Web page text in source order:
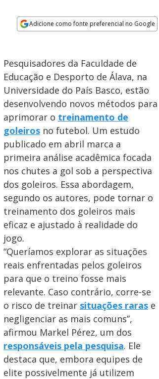
Adicione como fonte preferencial no Google
Pesquisadores da Faculdade de
Educação e Desporto de Álava, na
Universidade do País Basco, estão
desenvolvendo novos métodos para
aprimorar o treinamento de
goleiros no futebol. Um estudo
publicado em abril marca a
primeira análise acadêmica focada
nos chutes a gol sob a perspectiva
dos goleiros. Essa abordagem,
segundo os autores, pode tornar o
treinamento dos goleiros mais
eficaz e ajustado à realidade do
jogo.
“Queríamos explorar as situações
reais enfrentadas pelos goleiros
para que o treino fosse mais
relevante. Caso contrário, corre-se
o risco de treinar situações raras e
negligenciar as mais comuns”,
afirmou Markel Pérez, um dos
responsáveis pela pesquisa. Ele
destaca que, embora equipes de
elite possivelmente já utilizem